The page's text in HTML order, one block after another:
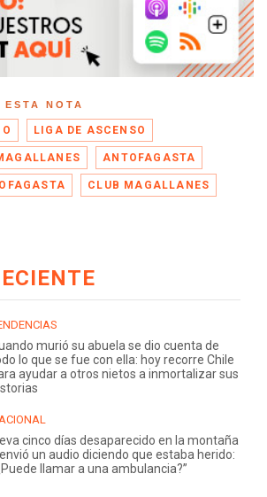
ESTA NOTA
LIGA DE ASCENSO
ANTOFAGASTA
CLUB MAGALLANES
murió su abuela se dio cuenta de
lo que se fue con ella: hoy recorre Chile
ayudar a otros nietos a inmortalizar sus
cinco días desaparecido en la montaña
un audio diciendo que estaba herido:
llamar a una ambulancia?”